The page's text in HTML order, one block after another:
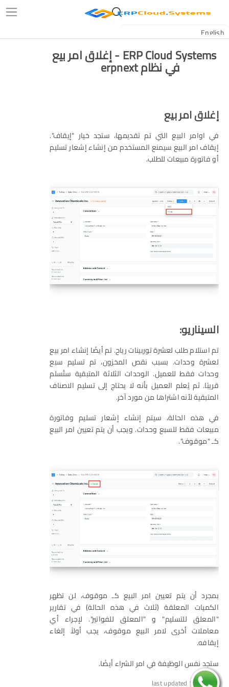
ERP Cloud Systems - إغلاق امر بيع
في نظام erpnext
إغلاق امر بيع
في اوامر البيع التي تم تقديمها، ستجد خيار "إيقاف".
إيقاف امر البيع سيمنع المستخدم من إنشاء إشعار تسليم
أو فاتورة مبيعات للطلب.
السيناريو:
تم استلام طلب لعشرة توربينات رياح. تم أيضًا إنشاء امر بيع
لعشرة وحدات. بسبب نقص المخزون، تم تسليم سبع
وحدات فقط للعميل. الوحدات الثلاثة المتبقية ستُسلم
قريبًا. ثم يُعلم العميل بأنه لا يحتاج إلى تسليم الاصناف
المتبقية لأنه اشتراها من مورد آخر.
في هذه الحالة، سيتم إنشاء إشعار تسليم وفاتورة
مبيعات فقط للسبع وحدات. ويجب أن يتم تعيين امر البيع
كـ "موقوف".
بمجرد أن يتم تعيين امر البيع كـ موقوف، لن تظهر
الكميات المعلقة (ثلاث في هذه الحالة) في تقارير
"المعلق للتسليم" و "المعلق للفواتير". لإجراء أي
معاملات أخرى لامر البيع موقوف، يجب أولاً إلغاء
إيقافه.
ستجد نفس الوظيفة في امر الشراء أيضًا.
last updated 1 year ago